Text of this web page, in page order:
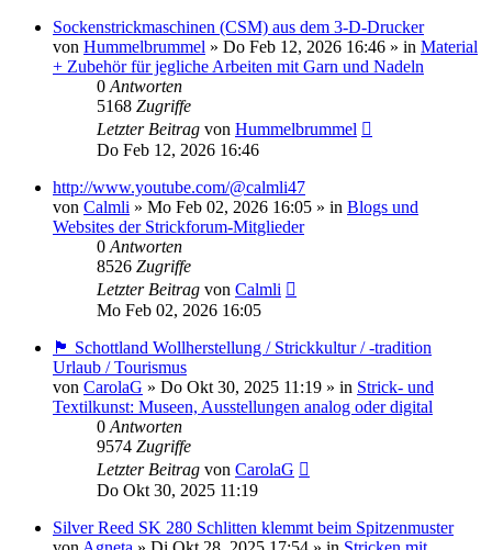
Sockenstrickmaschinen (CSM) aus dem 3-D-Drucker
von Hummelbrummel » Do Feb 12, 2026 16:46 » in Material
+ Zubehör für jegliche Arbeiten mit Garn und Nadeln
0 Antworten
5168 Zugriffe
Letzter Beitrag von Hummelbrummel
Do Feb 12, 2026 16:46
http://www.youtube.com/@calmli47
von Calmli » Mo Feb 02, 2026 16:05 » in Blogs und
Websites der Strickforum-Mitglieder
0 Antworten
8526 Zugriffe
Letzter Beitrag von Calmli
Mo Feb 02, 2026 16:05
🏴󠁧󠁢󠁳󠁣󠁴󠁿 Schottland Wollherstellung / Strickkultur / -tradition
Urlaub / Tourismus
von CarolaG » Do Okt 30, 2025 11:19 » in Strick- und
Textilkunst: Museen, Ausstellungen analog oder digital
0 Antworten
9574 Zugriffe
Letzter Beitrag von CarolaG
Do Okt 30, 2025 11:19
Silver Reed SK 280 Schlitten klemmt beim Spitzenmuster